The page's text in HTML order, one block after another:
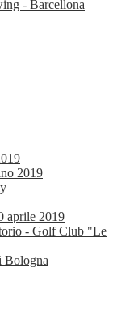
- Barcellona
2019
aprile 2019
- Golf Club "Le
Bologna